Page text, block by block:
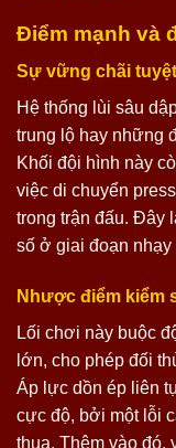
Điểm mạnh và
Sự vững chãi
Hệ thống lùi sâu
trung lộ hay những
Khối đội hình này
việc di chuyển
trong trận đấu. Đây
số ở giai đoạn nhạy
Nhược điểm kiểm
Lối chơi này buộc
lớn, cho phép đối
Áp lực dồn ép liên
cực độ, bởi một lỗi
thua. Thêm vào đó,